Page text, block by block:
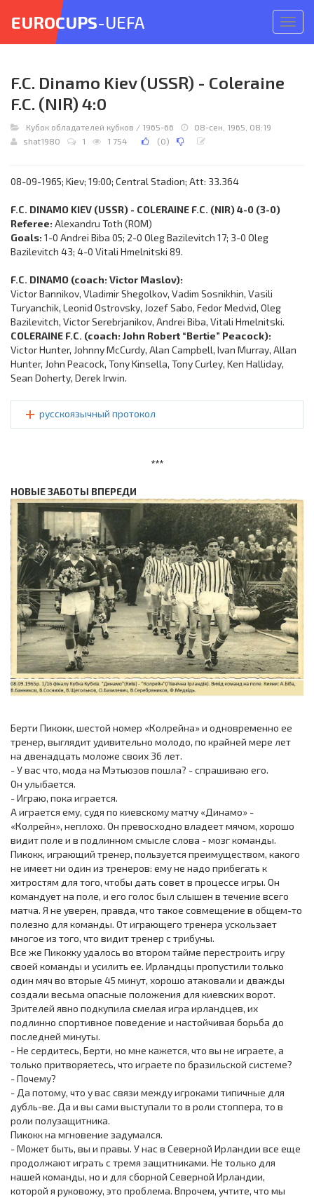
меню
EUROCUPS-UEFA
F.C. Dinamo Kiev (USSR) - Coleraine
F.C. (NIR) 4:0
Кубок обладателей кубков / 1965-66
08-сен, 1965, 08:19
shat1980
1 1 754 (0)
08-09-1965; Kiev; 19:00; Central Stadion; Att: 33.364
F.C. DINAMO KIEV (USSR) - COLERAINE F.C. (NIR) 4-0 (3-0)
Referee: Alexandru Toth (ROM)
Goals: 1-0 Andrei Biba 05; 2-0 Oleg Bazilevitch 17; 3-0 Oleg
Bazilevitch 43; 4-0 Vitali Hmelnitski 89.
F.C. DINAMO (coach: Victor Maslov):
Victor Bannikov, Vladimir Shegolkov, Vadim Sosnikhin, Vasili
Turyanchik, Leonid Ostrovsky, Jozef Sabo, Fedor Medvid, Oleg
Bazilevitch, Victor Serebrjanikov, Andrei Biba, Vitali Hmelnitski.
COLERAINE F.C. (coach: John Robert “Bertie” Peacock):
Victor Hunter, Johnny McCurdy, Alan Campbell, Ivan Murray, Allan
Hunter, John Peacock, Tony Kinsella, Tony Curley, Ken Halliday,
Sean Doherty, Derek Irwin.
русскоязычный протокол
***
НОВЫЕ ЗАБОТЫ ВПЕРЕДИ
Берти Пикокк, шестой номер «Колрейна» и одновременно ее
тренер, выглядит удивительно молодо, по крайней мере лет
на двенадцать моложе своих 36 лет.
- У вас что, мода на Мэтьюзов пошла? - спрашиваю его.
Он улыбается.
- Играю, пока играется.
А играется ему, судя по киевскому матчу «Динамо» -
«Колрейн», неплохо. Он превосходно владеет мячом, хорошо
видит поле и в подлинном смысле слова - мозг команды.
Пикокк, играющий тренер, пользуется преимуществом, какого
не имеет ни один из тренеров: ему не надо прибегать к
хитростям для того, чтобы дать совет в процессе игры. Он
командует на поле, и его голос был слышен в течение всего
матча. Я не уверен, правда, что такое совмещение в общем-то
полезно для команды. От играющего тренера ускользает
многое из того, что видит тренер с трибуны.
Все же Пикокку удалось во втором тайме перестроить игру
своей команды и усилить ее. Ирландцы пропустили только
один мяч во вторые 45 минут, хорошо атаковали и дважды
создали весьма опасные положения для киевских ворот.
Зрителей явно подкупила смелая игра ирландцев, их
подлинно спортивное поведение и настойчивая борьба до
последней минуты.
- Не сердитесь, Берти, но мне кажется, что вы не играете, а
только притворяетесь, что играете по бразильской системе?
- Почему?
- Да потому, что у вас связи между игроками типичные для
дубль-ве. Да и вы сами выступали то в роли стоппера, то в
роли полузащитника.
Пикокк на мгновение задумался.
- Может быть, вы и правы. У нас в Северной Ирландии все еще
продолжают играть с тремя защитниками. Не только для
нашей команды, но и для сборной Северной Ирландии,
которой я руковожу, это проблема. Впрочем, учтите, что мы